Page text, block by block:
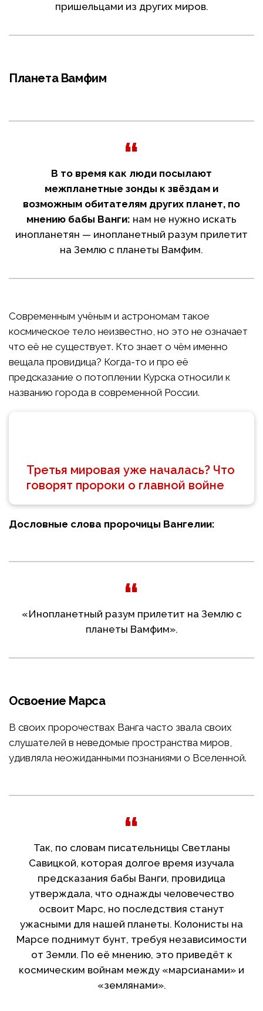
пришельцами из других миров.
Планета Вамфим
В то время как люди посылают
межпланетные зонды к звёздам и
возможным обитателям других планет, по
мнению бабы Ванги: нам не нужно искать
инопланетян — инопланетный разум прилетит
на Землю с планеты Вамфим.
Современным учёным и астрономам такое
космическое тело неизвестно, но это не означает
что её не существует. Кто знает о чём именно
вещала провидица? Когда-то и про её
предсказание о потоплении Курска относили к
названию города в современной России.
Третья мировая уже началась? Что
говорят пророки о главной войне
Дословные слова пророчицы Вангелии:
«Инопланетный разум прилетит на Землю с
планеты Вамфим».
Освоение Марса
В своих пророчествах Ванга часто звала своих
слушателей в неведомые пространства миров,
удивляла неожиданными познаниями о Вселенной.
Так, по словам писательницы Светланы
Савицкой, которая долгое время изучала
предсказания бабы Ванги, провидица
утверждала, что однажды человечество
освоит Марс, но последствия станут
ужасными для нашей планеты. Колонисты на
Марсе поднимут бунт, требуя независимости
от Земли. По её мнению, это приведёт к
космическим войнам между «марсианами» и
«землянами».